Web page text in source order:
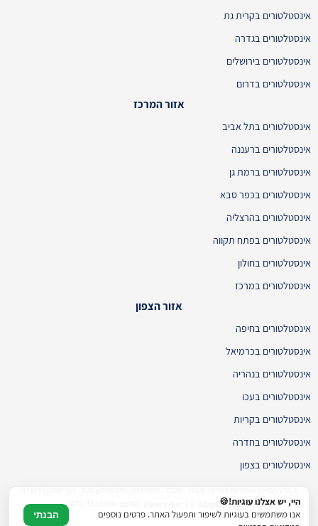
אינסטלטורים בקרית גת
אינסטלטורים בגדרה
אינסטלטורים בירושלים
אינסטלטורים בדרום
אזור המרכז
אינסטלטורים בתל אביב
אינסטלטורים ברעננה
אינסטלטורים ברמת גן
אינסטלטורים בכפר סבא
אינסטלטורים בהרצליה
אינסטלטורים בפתח תקווה
אינסטלטורים בחולון
אינסטלטורים במרכז
אזור הצפון
אינסטלטורים בחיפה
אינסטלטורים בכרמיאל
אינסטלטורים בנהריה
אינסטלטורים בעכו
אינסטלטורים בקריות
אינסטלטורים בחדרה
אינסטלטורים בצפון
piperpiper.co.il@gmail.com | טלפון: 077-3633609היי, יש אצלנו עוגיות!🍪
אנו משתמשים בעוגיות לשיפור ותפעול האתר. פרטים נוספים
הבנתי